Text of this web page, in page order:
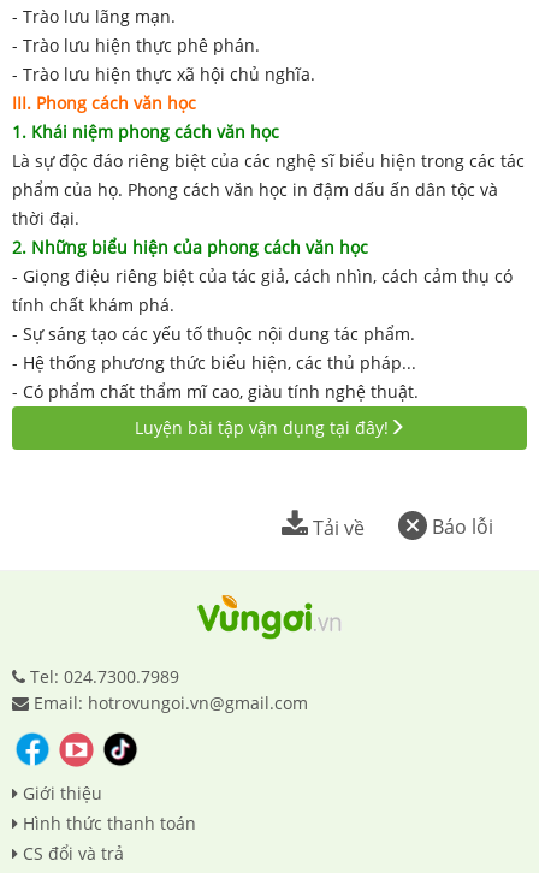
- Trào lưu lãng mạn.
- Trào lưu hiện thực phê phán.
- Trào lưu hiện thực xã hội chủ nghĩa.
III. Phong cách văn học
1. Khái niệm phong cách văn học
Là sự độc đáo riêng biệt của các nghệ sĩ biểu hiện trong các tác
phẩm của họ. Phong cách văn học in đậm dấu ấn dân tộc và
thời đại.
2. Những biểu hiện của phong cách văn học
- Giọng điệu riêng biệt của tác giả, cách nhìn, cách cảm thụ có
tính chất khám phá.
- Sự sáng tạo các yếu tố thuộc nội dung tác phẩm.
- Hệ thống phương thức biểu hiện, các thủ pháp...
- Có phẩm chất thẩm mĩ cao, giàu tính nghệ thuật.
Luyện bài tập vận dụng tại đây!
Báo lỗi
Tải về
Tel: 024.7300.7989
Email: hotrovungoi.vn@gmail.com
Giới thiệu
Hình thức thanh toán
CS đổi và trả